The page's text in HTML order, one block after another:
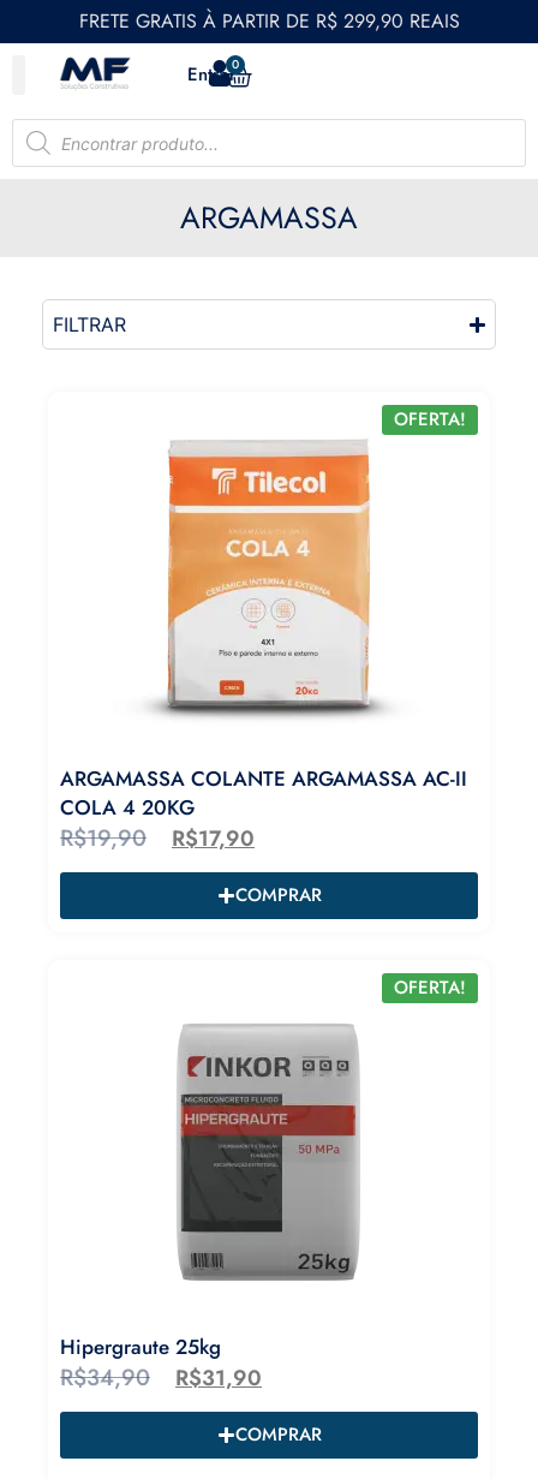
FRETE GRATIS À PARTIR DE R$ 299,90 REAIS
Entrar0
ARGAMASSA
FILTRAR
OFERTA!
ARGAMASSA COLANTE ARGAMASSA AC-II
COLA 4 20KG
R$19,90 R$17,90
COMPRAR
OFERTA!
Hipergraute 25kg
R$34,90 R$31,90
COMPRAR